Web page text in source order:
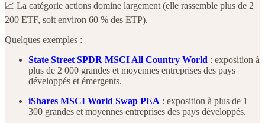
📈 La catégorie actions domine largement (elle rassemble plus de 2
200 ETF, soit environ 60 % des ETP).
Quelques exemples :
State Street SPDR MSCI All Country World : exposition à
plus de 2 000 grandes et moyennes entreprises des pays
développés et émergents.
iShares MSCI World Swap PEA : exposition à plus de 1
300 grandes et moyennes entreprises des pays développés.